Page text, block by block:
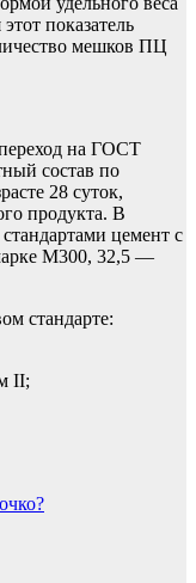
показатель
мешков ПЦ
на ГОСТ
состав по
28 суток,
продукта. В
цемент с
М300, 32,5 —
стандарте:
II;